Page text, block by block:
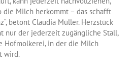
Milch herkommt – das schafft
betont Claudia Müller. Herzstück
nur der jederzeit zugängliche Stall,
Hofmolkerei, in der die Milch
wird.